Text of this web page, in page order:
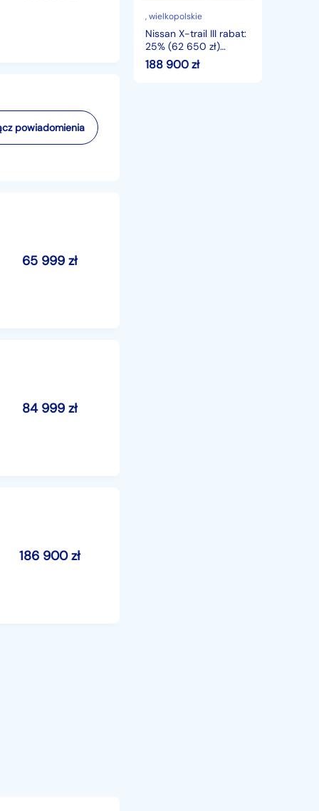
powiadomienia
65 999 zł
84 999 zł
186 900zł
650
zł)
Najbogatsza
wersja!
, wielkopolskie
Nissan X-trail III rabat:
25% (62 650 zł)
Najbogatsza wersja!
188 900zł